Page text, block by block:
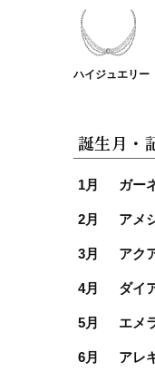
ハイジュエリー
誕生月・
1月 ガー
2月 アメ
3月 アク
4月 ダイ
5月 エメ
6月 アレ